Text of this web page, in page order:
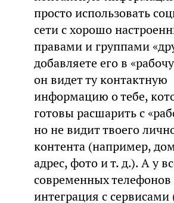
просто использовать
сети с хорошо
правами и группами
добавляете его в
он видет ту контактную
информацию о тебе,
готовы расшарить с
но не видит твоего
контента (например,
адрес, фото и т. д.). А у
современных
интеграция с сервисами